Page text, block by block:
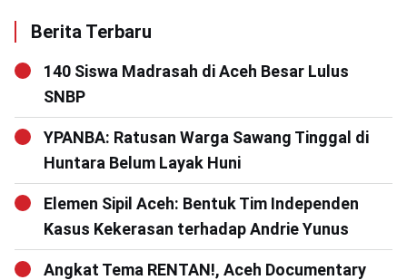
Berita Terbaru
140 Siswa Madrasah di Aceh Besar Lulus
SNBP
YPANBA: Ratusan Warga Sawang Tinggal di
Huntara Belum Layak Huni
Elemen Sipil Aceh: Bentuk Tim Independen
Kasus Kekerasan terhadap Andrie Yunus
Angkat Tema RENTAN!, Aceh Documentary